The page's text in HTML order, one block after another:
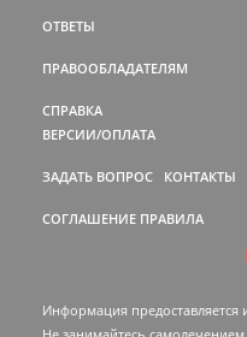
ОТВЕТЫ
ПРАВООБЛАДАТЕЛЯМ
СПРАВКА
ВЕРСИИ/ОПЛАТА
ЗАДАТЬ ВОПРОС КОНТАКТЫ
СОГЛАШЕНИЕ ПРАВИЛА
Информация предоставляется